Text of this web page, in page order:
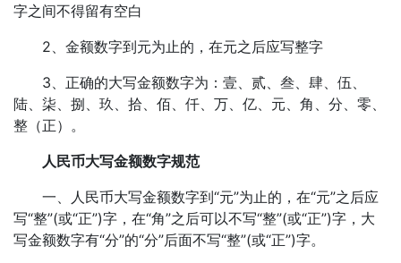
字之间不得留有空白
2、金额数字到元为止的，在元之后应写整字
3、正确的大写金额数字为：壹、贰、叁、肆、伍、
陆、柒、捌、玖、拾、佰、仟、万、亿、元、角、分、零、
整（正）。
人民币大写金额数字规范
一、人民币大写金额数字到“元”为止的，在“元”之后应
写“整”(或“正”)字，在“角”之后可以不写“整”(或“正”)字，大
写金额数字有“分”的“分”后面不写“整”(或“正”)字。